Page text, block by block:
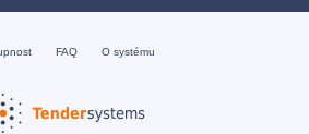
FAQ O systému